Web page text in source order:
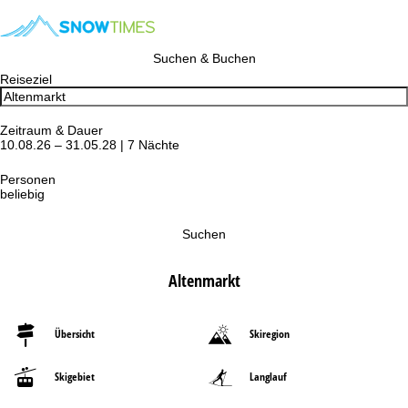
Suchen & Buchen
Reiseziel
Zeitraum & Dauer
10.08.26 – 31.05.28 | 7 Nächte
Personen
beliebig
Suchen
Altenmarkt
Übersicht Skiregion
Skigebiet Langlauf